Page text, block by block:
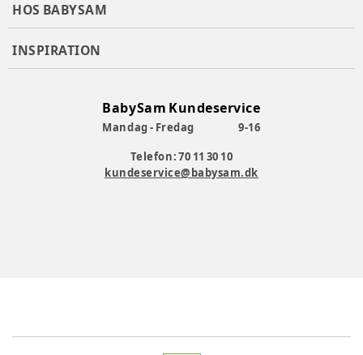
HOS BABYSAM
INSPIRATION
BabySam Kundeservice
Mandag - Fredag
9-16
Telefon: 70 11 30 10
kundeservice@babysam.dk